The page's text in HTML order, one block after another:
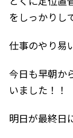
をしっかりし
仕事のやり易
今日も早朝か
いました！！
明日が最終日